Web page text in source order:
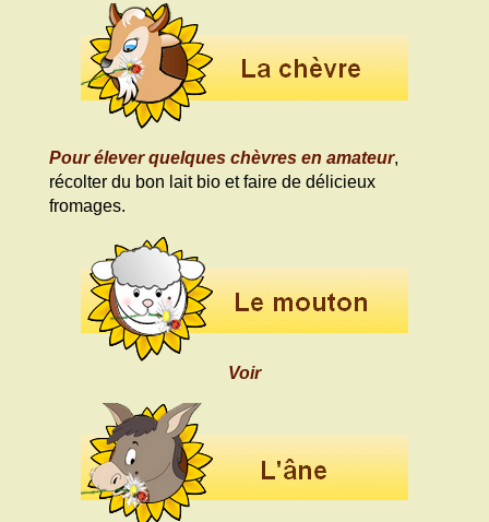
Pour élever quelques chèvres en amateur,
récolter du bon lait bio et faire de délicieux
fromages.
Voir